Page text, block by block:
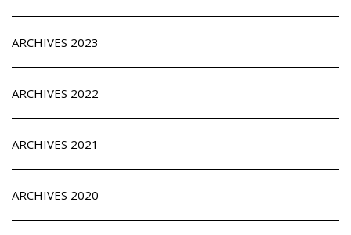
ARCHIVES 2023
ARCHIVES 2022
ARCHIVES 2021
ARCHIVES 2020